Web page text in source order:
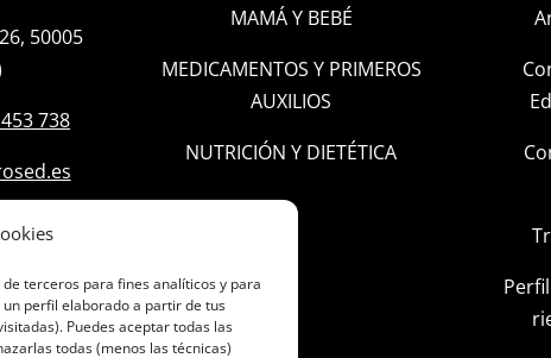
terceros para fines analíticos y para
perfil elaborado a partir de tus
Puedes aceptar todas las
todas (menos las técnicas)
50005
738
MAMÁ Y BEBÉ
MEDICAMENTOS Y PRIMEROS
AUXILIOS
NUTRICIÓN Y DIETÉTICA